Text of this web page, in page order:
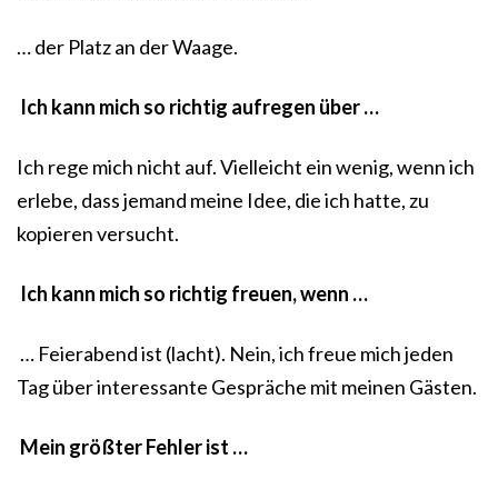
… der Platz an der Waage.
Ich kann mich so richtig aufregen über …
Ich rege mich nicht auf. Vielleicht ein wenig, wenn ich
erlebe, dass jemand meine Idee, die ich hatte, zu
kopieren versucht.
Ich kann mich so richtig freuen, wenn …
… Feierabend ist (lacht). Nein, ich freue mich jeden
Tag über interessante Gespräche mit meinen Gästen.
Mein größter Fehler ist …